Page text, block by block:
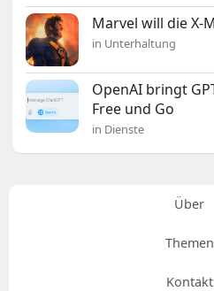
Marvel will die X-
in Unterhaltung
OpenAI bringt
Free und Go
in Dienste
Über
Themen
Kontakt